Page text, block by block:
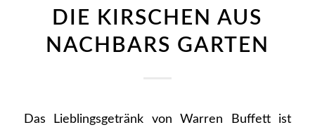
DIE KIRSCHEN AUS
NACHBARS GARTEN
Das Lieblingsgetränk von Warren Buffett ist